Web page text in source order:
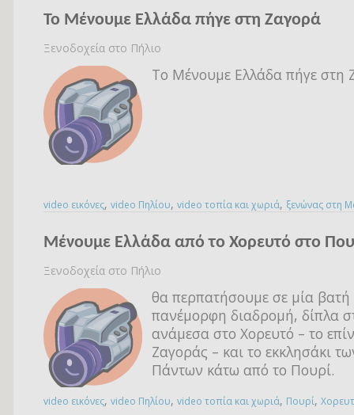
Το Μένουμε Ελλάδα πήγε στη Ζαγορά
Ξενοδοχεία στο Πήλιο
Το Μένουμε Ελλάδα πήγε στη
video εικόνες, video Πηλίου, video τοπία και χωριά, ξενώνας στη
Μένουμε Ελλάδα από το Χορευτό στο
Ξενοδοχεία στο Πήλιο
θα περπατήσουμε σε μία βατή
πανέμορφη διαδρομή, δίπλα
ανάμεσα στο Χορευτό – το
Ζαγοράς – και το εκκλησάκι
Πάντων κάτω από το Πουρί.
video εικόνες, video Πηλίου, video τοπία και χωριά, Πουρί,